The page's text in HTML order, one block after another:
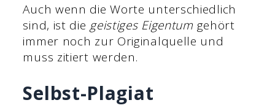
Auch wenn die Worte unterschiedlich
sind, ist die geistiges Eigentum gehört
immer noch zur Originalquelle und
muss zitiert werden.
Selbst-Plagiat